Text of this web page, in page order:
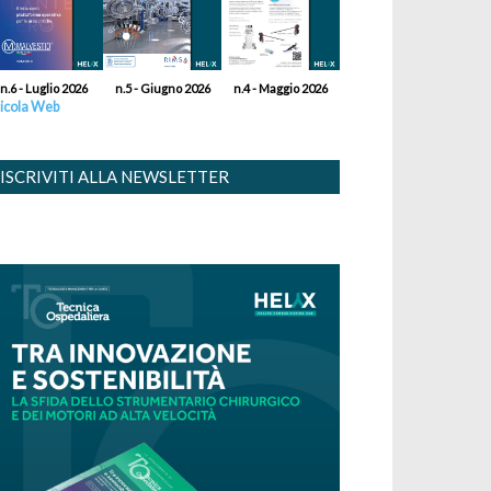
n.6 - Luglio 2026 n.5 - Giugno 2026 n.4 - Maggio 2026
Web
ISCRIVITI ALLA NEWSLETTER